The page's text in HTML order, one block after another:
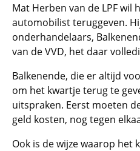
Mat Herben van de LPF wil
automobilist teruggeven.
onderhandelaars,
van de VVD, het daar
Balkenende, die er altijd
om het kwartje terug te
uitspraken. Eerst moeten
geld kosten, nog tegen
Ook is de wijze waarop